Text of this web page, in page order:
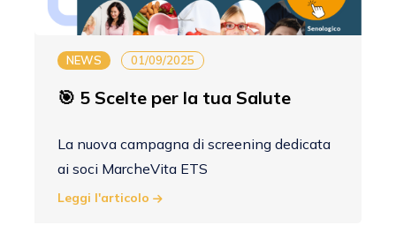
NEWS 01/09/2025
🎯 5 Scelte per la tua Salute
La nuova campagna di screening dedicata
ai soci MarcheVita ETS
Leggi l'articolo